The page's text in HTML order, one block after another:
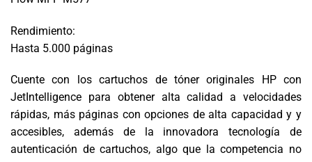
Rendimiento:
Hasta 5.000 páginas
Cuente con los cartuchos de tóner originales HP con
JetIntelligence para obtener alta calidad a velocidades
rápidas, más páginas con opciones de alta capacidad y y
accesibles, además de la innovadora tecnología de
autenticación de cartuchos, algo que la competencia no